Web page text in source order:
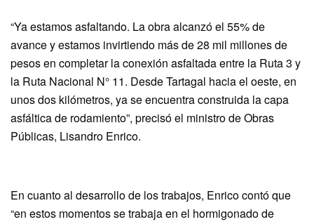
“Ya estamos asfaltando. La obra alcanzó el 55% de
avance y estamos invirtiendo más de 28 mil millones de
pesos en completar la conexión asfaltada entre la Ruta 3 y
la Ruta Nacional N° 11. Desde Tartagal hacia el oeste, en
unos dos kilómetros, ya se encuentra construida la capa
asfáltica de rodamiento”, precisó el ministro de Obras
Públicas, Lisandro Enrico.
En cuanto al desarrollo de los trabajos, Enrico contó que
“en estos momentos se trabaja en el hormigonado de